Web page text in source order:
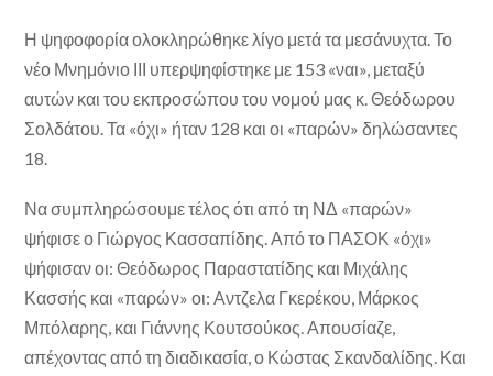
Η ψηφοφορία ολοκληρώθηκε λίγο μετά τα μεσάνυχτα. Το
νέο Μνημόνιο ΙΙΙ υπερψηφίστηκε με 153 «ναι», μεταξύ
αυτών και του εκπροσώπου του νομού μας κ. Θεόδωρου
Σολδάτου. Τα «όχι» ήταν 128 και οι «παρών» δηλώσαντες
18.
Να συμπληρώσουμε τέλος ότι από τη ΝΔ «παρών»
ψήφισε ο Γιώργος Κασσαπίδης. Από το ΠΑΣΟΚ «όχι»
ψήφισαν οι: Θεόδωρος Παραστατίδης και Μιχάλης
Κασσής και «παρών» οι: Αντζελα Γκερέκου, Μάρκος
Μπόλαρης, και Γιάννης Κουτσούκος. Απουσίαζε,
απέχοντας από τη διαδικασία, ο Κώστας Σκανδαλίδης. Και